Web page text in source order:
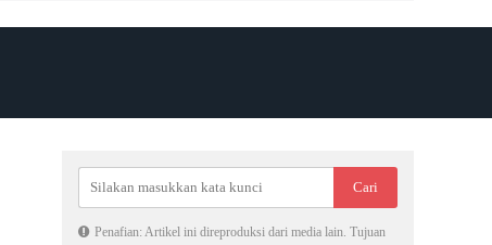
Penafian: Artikel ini direproduksi dari media lain. Tujuan